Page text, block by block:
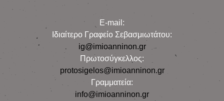
E-mail:
Iδιαίτερο Γραφείο Σεβασμιωτάτου:
ig@imioanninon.gr
Πρωτοσύγκελλος:
protosigelos@imioanninon.gr
Γραμματεία:
info@imioanninon.gr